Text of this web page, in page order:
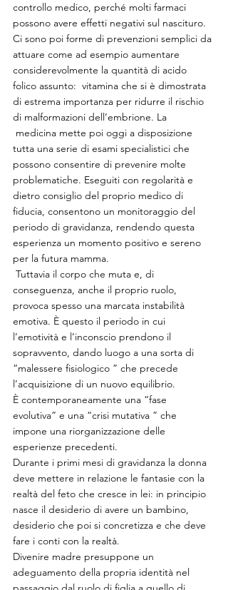
controllo medico, perché molti farmaci
possono avere effetti negativi sul nascituro.
Ci sono poi forme di prevenzioni semplici da
attuare come ad esempio aumentare
considerevolmente la quantità di acido
folico assunto:  vitamina che si è dimostrata
di estrema importanza per ridurre il rischio
di malformazioni dell’embrione. La
medicina mette poi oggi a disposizione
tutta una serie di esami specialistici che
possono consentire di prevenire molte
problematiche. Eseguiti con regolarità e
dietro consiglio del proprio medico di
fiducia, consentono un monitoraggio del
periodo di gravidanza, rendendo questa
esperienza un momento positivo e sereno
per la futura mamma.
Tuttavia il corpo che muta e, di
conseguenza, anche il proprio ruolo,
provoca spesso una marcata instabilità
emotiva. È questo il periodo in cui
l’emotività e l’inconscio prendono il
sopravvento, dando luogo a una sorta di
“malessere fisiologico ” che precede
l’acquisizione di un nuovo equilibrio.
È contemporaneamente una “fase
evolutiva” e una “crisi mutativa ” che
impone una riorganizzazione delle
esperienze precedenti.
Durante i primi mesi di gravidanza la donna
deve mettere in relazione le fantasie con la
realtà del feto che cresce in lei: in principio
nasce il desiderio di avere un bambino,
desiderio che poi si concretizza e che deve
fare i conti con la realtà.
Divenire madre presuppone un
adeguamento della propria identità nel